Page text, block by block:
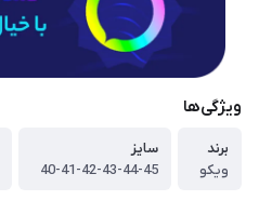
ویژگی‌ها
برند
ویکو
سایز
40-41-42-43-44-45